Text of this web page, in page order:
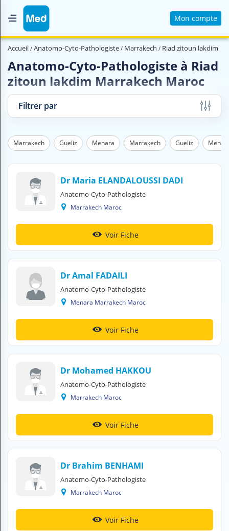
Mon compte
Accueil
Magazine Médical
Nous contacter
V
Z
Professionnel de santé
Questions médicales
Clinique
Laboratoire
Vétérinaire
Accueil Anatomo-Cyto-Pathologiste Marrakech Riad zitoun lakdim
Anatomo-Cyto-Pathologiste à Riad
zitoun lakdim Marrakech Maroc
Filtrer par
Marrakech Gueliz Menara Marrakech Gueliz
Dr Maria ELANDALOUSSI DADI
Anatomo-Cyto-Pathologiste
Marrakech Maroc
Voir Fiche
Dr Amal FADAILI
Anatomo-Cyto-Pathologiste
Menara Marrakech Maroc
Voir Fiche
Dr Mohamed HAKKOU
Anatomo-Cyto-Pathologiste
Marrakech Maroc
Voir Fiche
Dr Brahim BENHAMI
Anatomo-Cyto-Pathologiste
Marrakech Maroc
Voir Fiche